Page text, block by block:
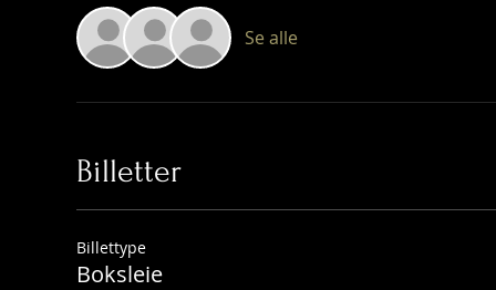
Se alle
Billetter
Billettype
Boksleie